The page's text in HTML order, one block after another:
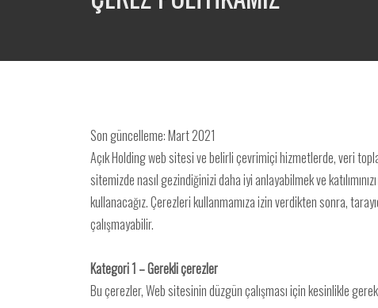
Son güncelleme: Mart 2021
Açık Holding web sitesi ve belirli çevrimiçi hizmetlerde, veri
sitemizde nasıl gezindiğinizi daha iyi anlayabilmek ve
kullanacağız. Çerezleri kullanmamıza izin verdikten sonra,
çalışmayabilir.
Kategori 1 – Gerekli çerezler
Bu çerezler, Web sitesinin düzgün çalışması için kesinlikle